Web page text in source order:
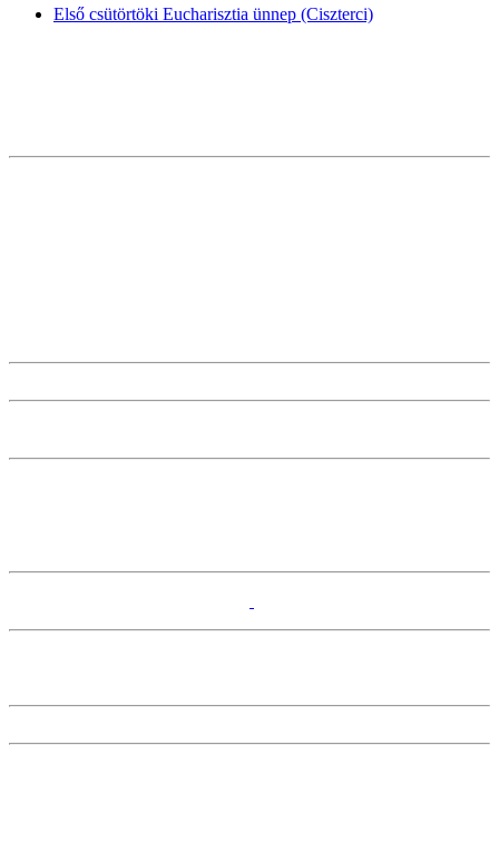
Első csütörtöki Eucharisztia ünnep (Ciszterci)